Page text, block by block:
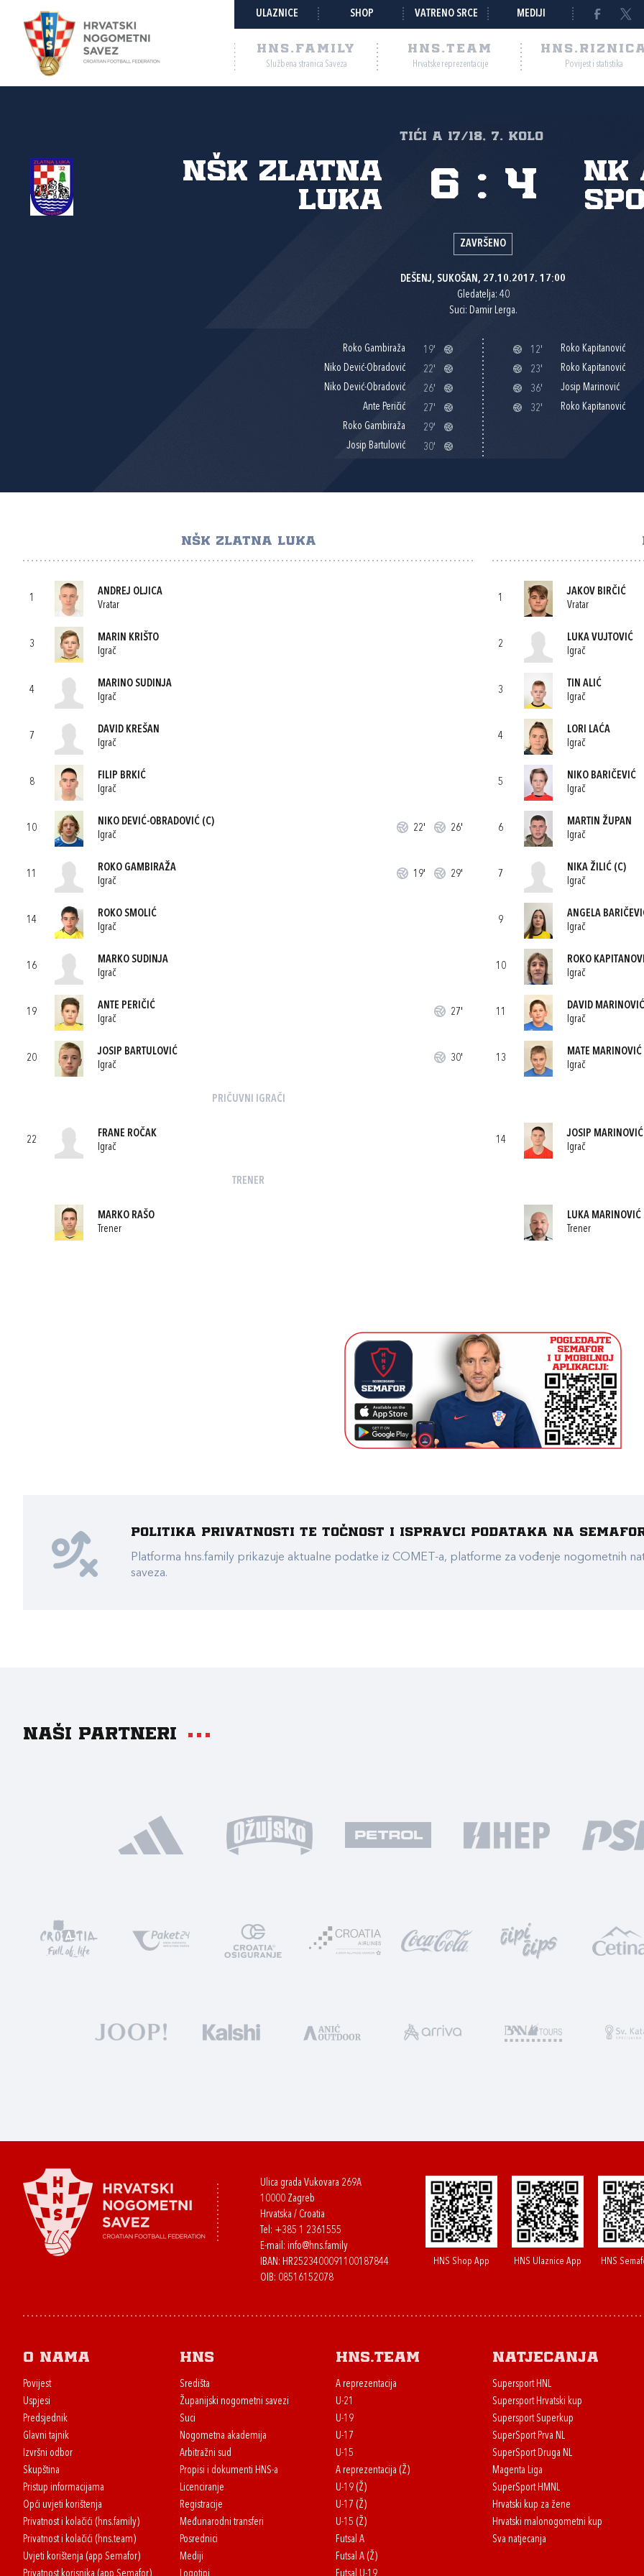
ULAZNICE SHOP VATRENO SRCE MEDIJI
HNS.FAMILY
Službena stranica Saveza
HNS.TEAM
Hrvatske reprezentacije Povijest i statistika
tići A 17/18, 7. kolo
NŠK Zlatna
luka
NK
6 : 4
ZAVRŠENO
DEŠENJ, SUKOŠAN, 27.10.2017. 17:00
Gledatelja: 40
Suci: Damir Lerga.
Roko Gambiraža
19'
Niko Dević-Obradović
22'
Niko Dević-Obradović
26'
Ante Peričić
27'
Roko Gambiraža
29'
Josip Bartulović
30'
12'
Roko Kapitanović
23'
Roko Kapitanović
36'
Josip Marinović
32'
Roko Kapitanović
NŠK ZLATNA LUKA
1
ANDREJ OLJICA
Vratar
3
MARIN KRIŠTO
Igrač
4
MARINO SUDINJA
Igrač
7
DAVID KREŠAN
Igrač
8
FILIP BRKIĆ
Igrač
10
NIKO DEVIĆ-OBRADOVIĆ (C)
Igrač
22' 26'
11
ROKO GAMBIRAŽA
Igrač
19' 29'
14
ROKO SMOLIĆ
Igrač
16
MARKO SUDINJA
Igrač
19
ANTE PERIČIĆ
Igrač
27'
20
JOSIP BARTULOVIĆ
Igrač
30'
PRIČUVNI IGRAČI
22
FRANE ROČAK
Igrač
TRENER
MARKO RAŠO
Trener
1
JAKOV BIRČIĆ
Vratar
2
LUKA VUJTOVIĆ
Igrač
3
TIN ALIĆ
Igrač
4
LORI LAĆA
Igrač
5
NIKO BARIČEVIĆ
Igrač
6
MARTIN ŽUPAN
Igrač
7
NIKA ŽILIĆ(C)
Igrač
9
ANGELA
Igrač
10
ROKO
Igrač
11
DAVID MARINOVIĆ
Igrač
13
MATE MARINOVIĆ
Igrač
14
JOSIP MARINOVIĆ
Igrač
LUKA MARINOVIĆ
Trener
Politika privatnosti te točnost i ispravci podataka na
Platforma hns.family prikazuje aktualne podatke iz COMET-a, platforme za vođenje nogometnih
saveza.
Naši partneri
Ulica grada Vukovara 269A
10000 Zagreb
Hrvatska / Croatia
Tel: +385 1 2361555
E-mail: info@hns.family
IBAN: HR2523400091100187844
OIB: 08516152078
HNS Shop App HNS Ulaznice App HNS
O nama
Povijest
Uspjesi
Predsjednik
Glavni tajnik
Izvršni odbor
Skupština
Pristup informacijama
Opći uvjeti korištenja
Privatnost i kolačići (hns.family)
Privatnost i kolačići (hns.team)
Uvjeti korištenja (app Semafor)
HNS
Središta
Županijski nogometni savezi
Suci
Nogometna akademija
Arbitražni sud
Propisi i dokumenti HNS-a
Licenciranje
Registracije
Međunarodni transferi
Posrednici
Mediji
HNS.team
A reprezentacija
U-21
U-19
U-17
U-15
A reprezentacija (Ž)
U-19 (Ž)
U-17 (Ž)
U-15 (Ž)
Futsal A
Futsal A (Ž)
Natjecanja
Supersport HNL
Supersport Hrvatski kup
Supersport Superkup
SuperSport Prva NL
SuperSport Druga NL
Magenta Liga
SuperSport HMNL
Hrvatski kup za žene
Hrvatski malonogometni kup
Sva natjecanja